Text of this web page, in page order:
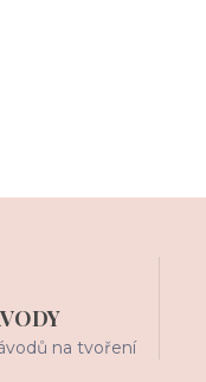
na tvoření